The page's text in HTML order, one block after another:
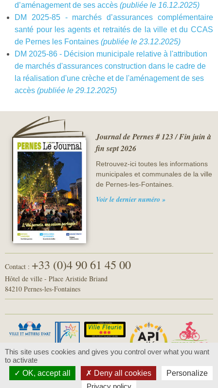
d’aménagement de ses accès (publiée le 16.12.2025)
DM 2025-85 - marchés d’assurances complémentaire
santé pour les agents et retraités de la ville et du CCAS
de Pernes les Fontaines (publiée le 23.12.2025)
DM 2025-86 - Décision municipale relative à l'attribution
de marchés d'assurances construction dans le cadre de
la réalisation d'une crèche et de l'aménagement de ses
accès (publiée le 29.12.2025)
Journal de Pernes # 123 / Fin juin à
fin sept 2026
Retrouvez-ici toutes les informations
municipales et communales de la ville
de Pernes-les-Fontaines.
Voir le dernier numéro »
Contact : +33 (0)4 90 61 45 00
Hôtel de ville - Place Aristide Briand
84210 Pernes-les-Fontaines
© 2016 - Pernes-les-Fontaines -Mentions légales-
Politique de confidentialité
This site uses cookies and gives you control over what you want
to activate
OK, accept all
Deny all cookies
Personalize
Privacy policy